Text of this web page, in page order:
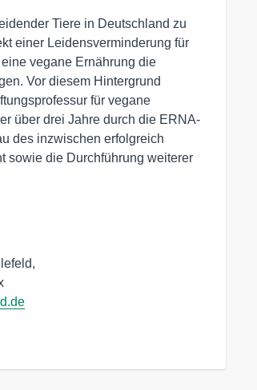
Tiere in Deutschland zu
einer Leidensverminderung für
vegane Ernährung die
Vor diesem Hintergrund
für vegane
über drei Jahre durch die ERNA-
des inzwischen erfolgreich
sowie die Durchführung weiterer